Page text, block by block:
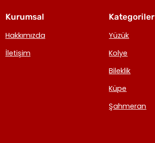
Kurumsal
Hakkımızda
İletişim
Kategoriler
Yüzük
Kolye
Bileklik
Küpe
Şahmeran